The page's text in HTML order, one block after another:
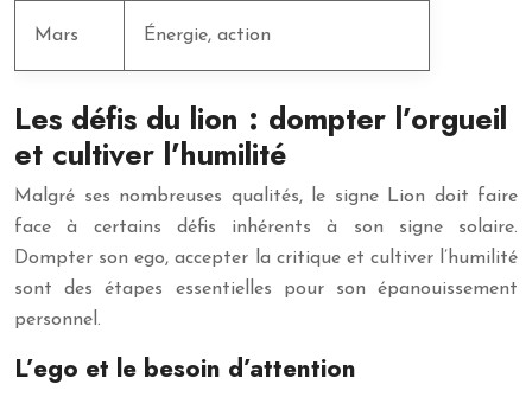
Mars Énergie, action
Les défis du lion : dompter l’orgueil
et cultiver l’humilité
Malgré ses nombreuses qualités, le signe Lion doit faire
face à certains défis inhérents à son signe solaire.
Dompter son ego, accepter la critique et cultiver l’humilité
sont des étapes essentielles pour son épanouissement
personnel.
L’ego et le besoin d’attention